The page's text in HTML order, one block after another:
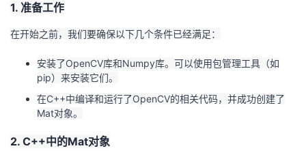
1. 准备工作
在开始之前，我们要确保以下几个条件已经满足：
安装了OpenCV库和Numpy库。可以使用包管理工具（如
pip）来安装它们。
在C++中编译和运行了OpenCV的相关代码，并成功创建了
Mat对象。
2. C++中的Mat对象